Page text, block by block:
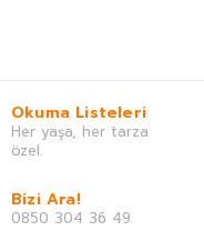
Okuma Listeleri
Her yaşa, her tarza
özel.
Bizi Ara!
0850 304 36 49